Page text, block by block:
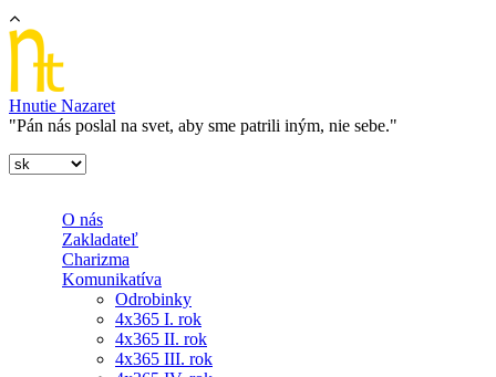
Skočiť na hlavný obsah
Hnutie Nazaret
"Pán nás poslal na svet, aby sme patrili iným, nie sebe."
O nás
Zakladateľ
Charizma
Komunikatíva
Odrobinky
4x365 I. rok
4x365 II. rok
4x365 III. rok